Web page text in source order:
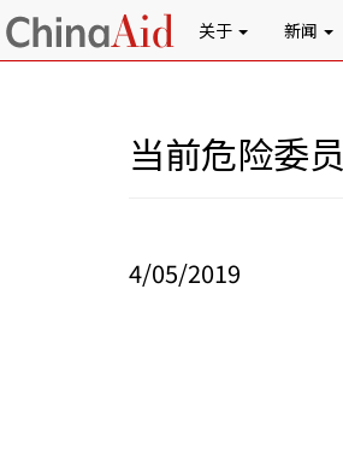
关于 新闻
当前危险委
4/05/2019